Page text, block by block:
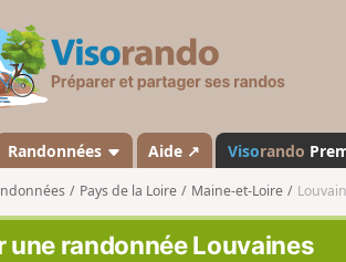
s
a
n
d
o
Randonnées Aide ↗ Visorando
Pays de la Loire Maine-et-Loire
une randonnée Louvaines